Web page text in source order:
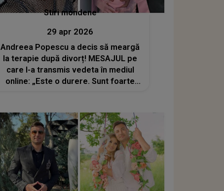
Stiri mondene
29 apr 2026
Andreea Popescu a decis să meargă
la terapie după divorț! MESAJUL pe
care l-a transmis vedeta în mediul
online: „Este o durere. Sunt foarte